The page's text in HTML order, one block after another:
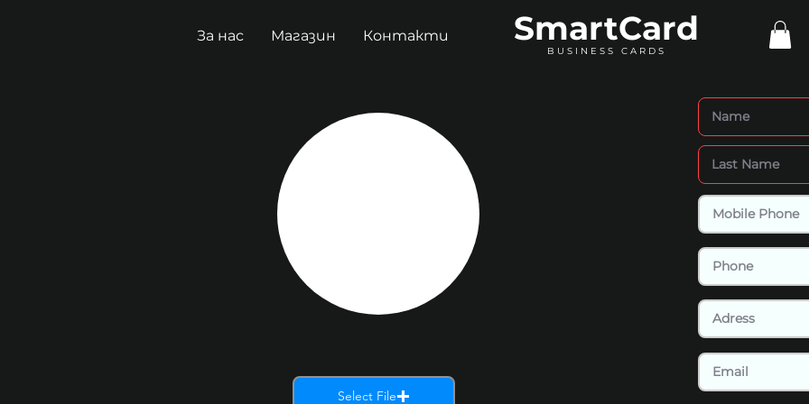
За нас Магазин Контакти SmartCard
BUSINESS CARDS
Select File